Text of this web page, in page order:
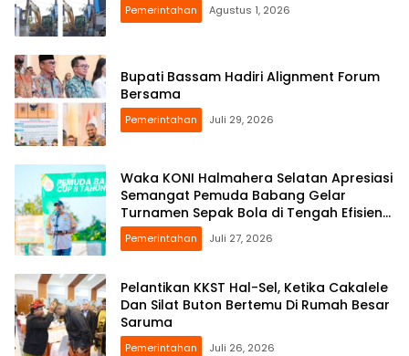
Pemerintahan Agustus 1, 2026
Bupati Bassam Hadiri Alignment Forum
Bersama
Pemerintahan Juli 29, 2026
Waka KONI Halmahera Selatan Apresiasi
Semangat Pemuda Babang Gelar
Turnamen Sepak Bola di Tengah Efisiensi
Anggaran
Pemerintahan Juli 27, 2026
Pelantikan KKST Hal-Sel, Ketika Cakalele
Dan Silat Buton Bertemu Di Rumah Besar
Saruma
Pemerintahan Juli 26, 2026